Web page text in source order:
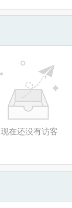
现在还没有访客